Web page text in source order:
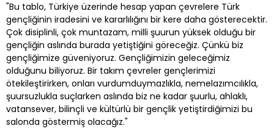
"Bu tablo, Türkiye üzerinde hesap yapan çevrelere Türk
gençliğinin iradesini ve kararlılığını bir kere daha gösterecektir.
Çok disiplinli, çok muntazam, milli şuurun yüksek olduğu bir
gençliğin aslında burada yetiştiğini göreceğiz. Çünkü biz
gençliğimize güveniyoruz. Gençliğimizin geleceğimiz
olduğunu biliyoruz. Bir takım çevreler gençlerimizi
ötekileştirirken, onları vurdumduymazlıkla, nemelazımcılıkla,
şuursuzlukla suçlarken aslında biz ne kadar şuurlu, ahlaklı,
vatansever, bilinçli ve kültürlü bir gençlik yetiştirdiğimizi bu
salonda göstermiş olacağız."